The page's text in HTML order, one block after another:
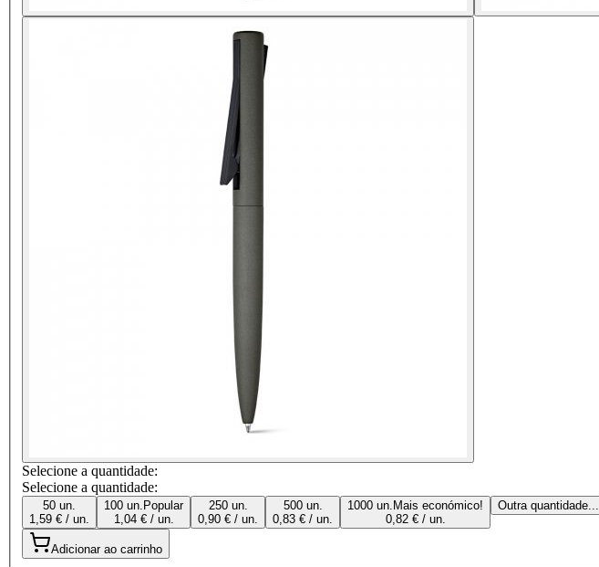
Selecione a quantidade:
Selecione a quantidade:
50 un.
1,59 € / un.
100 un. Popular
1,04 € / un.
250 un.
0,90 € / un.
500 un.
0,83 € / un.
1000 un. Mais económico!
0,82 € / un.
Outra quantidade...
Adicionar ao carrinho